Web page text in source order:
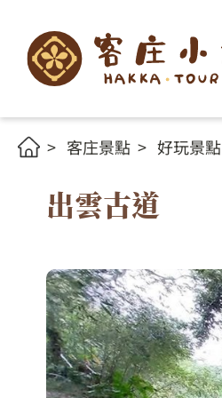
客庄景點 好玩景點
出雲古道